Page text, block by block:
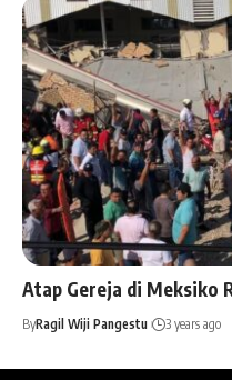
Atap Gereja di Meksiko
ByRagil Wiji Pangestu 3 years ago